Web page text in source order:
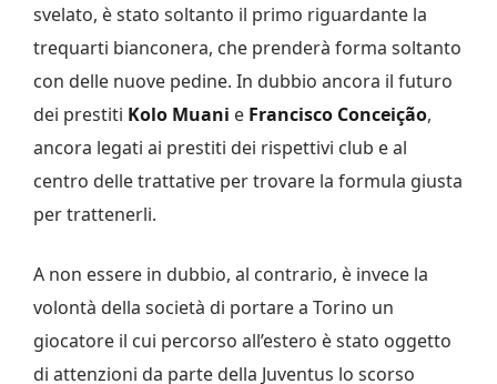
svelato, è stato soltanto il primo riguardante la
trequarti bianconera, che prenderà forma soltanto
con delle nuove pedine. In dubbio ancora il futuro
dei prestiti Kolo Muani e Francisco Conceição,
ancora legati ai prestiti dei rispettivi club e al
centro delle trattative per trovare la formula giusta
per trattenerli.
A non essere in dubbio, al contrario, è invece la
volontà della società di portare a Torino un
giocatore il cui percorso all’estero è stato oggetto
di attenzioni da parte della Juventus lo scorso